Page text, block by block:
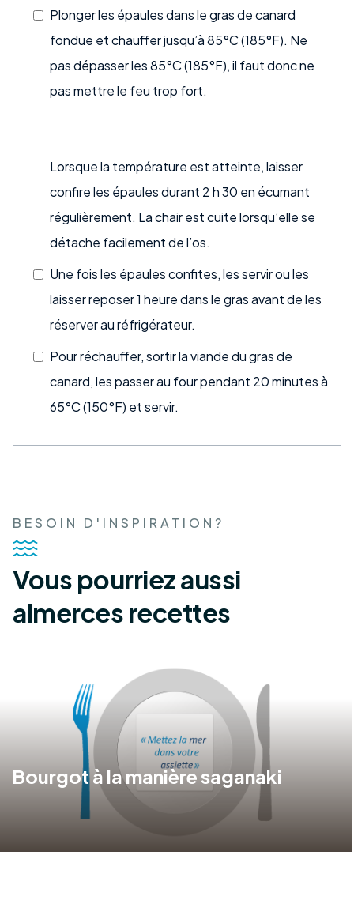
Plonger les épaules dans le gras de canard
fondue et chauffer jusqu’à 85°C (185°F). Ne
pas dépasser les 85°C (185°F), il faut donc ne
pas mettre le feu trop fort.
Lorsque la température est atteinte, laisser
confire les épaules durant 2 h 30 en écumant
régulièrement. La chair est cuite lorsqu’elle se
détache facilement de l’os.
Une fois les épaules confites, les servir ou les
laisser reposer 1 heure dans le gras avant de les
réserver au réfrigérateur.
Pour réchauffer, sortir la viande du gras de
canard, les passer au four pendant 20 minutes à
65°C (150°F) et servir.
BESOIN D'INSPIRATION?
Vous pourriez aussi
aimerces recettes
Bourgot à la manière saganaki